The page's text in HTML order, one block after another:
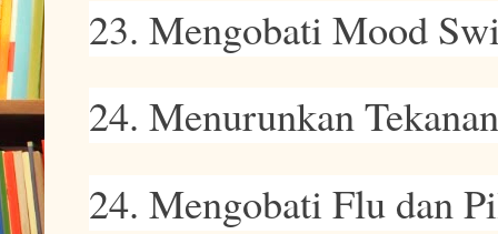
23. Mengobati Mood
24. Menurunkan
24. Mengobati Flu dan